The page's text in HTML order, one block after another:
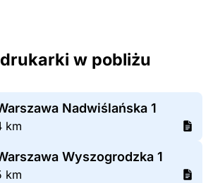
w pobliżu
Nadwiślańska 1
km
Wyszogrodzka 1
km